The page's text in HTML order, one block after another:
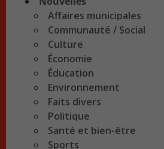
Affaires municipales
Communauté / Social
Culture
Économie
Éducation
Environnement
Faits divers
Politique
Santé et bien-être
Sports